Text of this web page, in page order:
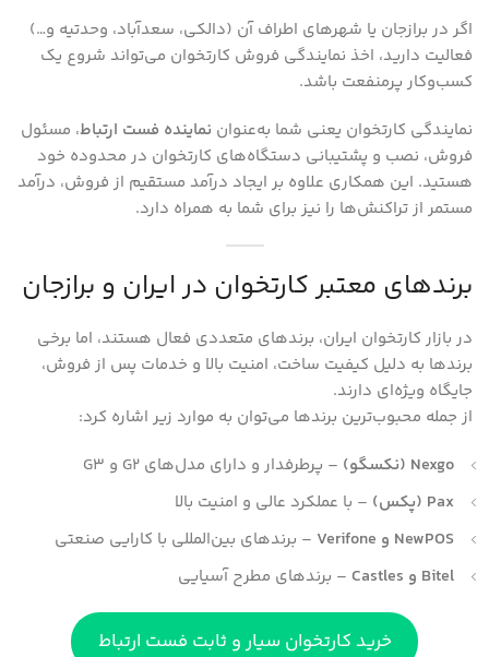
اگر در برازجان یا شهرهای اطراف آن (دالکی، سعدآباد، وحدتیه و…)
فعالیت دارید، اخذ نمایندگی فروش کارتخوان می‌تواند شروع یک
کسب‌وکار پرمنفعت باشد.
نمایندگی کارتخوان یعنی شما به‌عنوان نماینده فست ارتباط، مسئول
فروش، نصب و پشتیبانی دستگاه‌های کارتخوان در محدوده خود
هستید. این همکاری علاوه بر ایجاد درآمد مستقیم از فروش، درآمد
مستمر از تراکنش‌ها را نیز برای شما به همراه دارد.
برندهای معتبر کارتخوان در ایران و برازجان
در بازار کارتخوان ایران، برندهای متعددی فعال هستند، اما برخی
برندها به دلیل کیفیت ساخت، امنیت بالا و خدمات پس از فروش،
جایگاه ویژه‌ای دارند.
از جمله محبوب‌ترین برندها می‌توان به موارد زیر اشاره کرد:
Nexgo (نکسگو)
– پرطرفدار و دارای مدل‌های G2 و G3
Pax (پکس)
– با عملکرد عالی و امنیت بالا
NewPOS و Verifone
– برندهای بین‌المللی با کارایی صنعتی
Bitel و Castles
– برندهای مطرح آسیایی
خرید کارتخوان سیار و ثابت فست ارتباط